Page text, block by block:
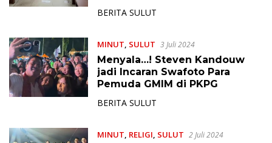
BERITA SULUT
MINUT SULUT 3 Juli 2024
Menyala…! Steven Kandouw
jadi Incaran Swafoto Para
Pemuda GMIM di PKPG
BERITA SULUT
MINUT RELIGI SULUT 2 Juli 2024